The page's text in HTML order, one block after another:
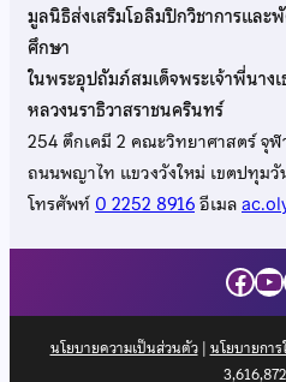
มูลนิธิส่งเสริมโอลิมปิกวิชาการแล
ศึกษา
ในพระอุปถัมภ์สมเด็จพระเจ้าพี่นา
หลวงนราธิวาสราชนครินทร์
254 ตึกเคมี 2 คณะวิทยาศาสตร์ จุ
ถนนพญาไท แขวงวังใหม่ เขตปทุม
โทรศัพท์0 2252 8916อีเมล
นโยบายความเป็นส่วนตัว| นโยบายกา
3,616,872